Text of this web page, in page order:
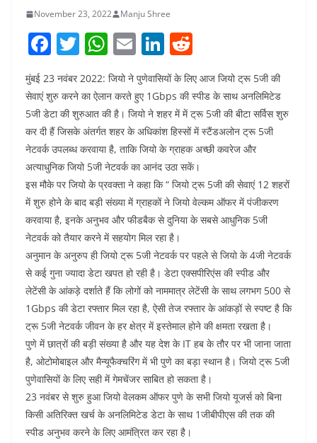
November 23, 2022 Manju Shree
F
c
e
b
o
o
k
T
itt
er
W
h
at
s
A
p
p
E
m
ai
l
Li
n
k
e
dI
n
d
di
t
मुंबई 23 नवंबर 2022: जियो ने पुणेवासियों के लिए आज जियो ट्रू 5जी की
सेवाएं शुरु करने का ऐलान करते हुए 1Gbps की स्पीड के साथ अनलिमिटेड
5जी डेटा की शुरुआत की है। जियो ने शहर में में ट्रू 5जी की बीटा सर्विस शुरु
कर दी हैं जिसके अंतर्गत शहर के अधिकांश हिस्सों में स्टैंडअलोन ट्रू 5जी
नेटवर्क उपलब्ध करवाया है, ताकि जियो के ग्राहक अच्छी कवरेज और
अत्याधुनिक जियो 5जी नेटवर्क का आनंद उठा सकें।
इस मौके पर जियो के प्रवक्ता ने कहा कि “ जियो ट्रू 5जी की सेवाएं 12 शहरों
में शुरु होने के बाद बड़ी संख्या में ग्राहकों ने जियो वेल्कम ऑफर में पंजीकरण
करवाया है, इनके अनुभव और फीडबैक से दुनिया के सबसे आधुनिक 5जी
नेटवर्क को तैयार करने में सहयोग मिल रहा है।
अनुमान के अनुरुप ही जियो ट्रू 5जी नेटवर्क पर पहले से जियो के 4जी नेटवर्क
से कई गुना ज्यादा डेटा खपत हो रही है। डेटा एक्सपीरिएंस की स्पीड और
लेटेंसी के आंकड़े दर्शाते हैं कि लोगों को नाममात्र लेटेंसी के साथ लगभग 500 से
1Gbps की डेटा रफ्तार मिल रहा है, ऐसी तेज रफ्तार के आंकड़ों से स्पष्ट है कि
ट्रू 5जी नेटवर्क जीवन के हर क्षेत्र में इस्तेमाल होने की क्षमता रखता है।
पुणे में छात्रों की बड़ी संख्या है और यह देश के IT हब के तौर पर भी जाना जाता
है, ओटोमोबाइल और मैन्यूफैक्चरिंग में भी पुणे का बड़ा स्थान है। जियो ट्रू 5जी
पुणेवासियों के लिए सही में गेमचेंजर साबित हो सकता है।
23 नवंबर से शुरु हुआ जियो वेलकम ऑफर पुणे के सभी जियो यूजर्स को बिना
किसी अतिरिक्त खर्च के अनलिमिटेड डेटा के साथ 1जीबीपीएस की तक की
स्पीड अनुभव करने के लिए आमंत्रित कर रहा है।